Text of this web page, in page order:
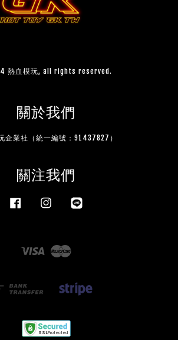
熱血模玩, all rights reserved.
關於我們
企業社（統一編號：91437827）
關注我們
Facebook Instagram
Visa